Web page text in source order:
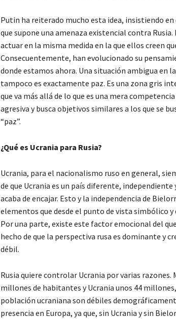
Putin ha reiterado mucho esta idea, insistiendo
que supone una amenaza existencial contra
actuar en la misma medida en la que ellos creen
Consecuentemente, han evolucionado su
donde estamos ahora. Una situación ambigua en
tampoco es exactamente paz. Es una zona gris
que va más allá de lo que es una mera
agresiva y busca objetivos similares a los que se
“paz”.
¿Qué es Ucrania para Rusia?
Ucrania, para el nacionalismo ruso en general,
de que Ucrania es un país diferente,
acaba de encajar. Esto y la independencia de
elementos que desde el punto de vista simbólico y
Por una parte, existe este factor emocional del
hecho de que la perspectiva rusa es dominante y
débil.
Rusia quiere controlar Ucrania por varias razones.
millones de habitantes y Ucrania unos 44
población ucraniana son débiles
presencia en Europa, ya que, sin Ucrania y sin